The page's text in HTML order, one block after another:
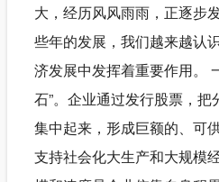
大，经历风风雨雨，正逐步
些年的发展，我们越来越认
济发展中发挥着重要作用。
石”。企业通过发行股票，
集中起来，形成巨额的、可
支持社会化大生产和大规模